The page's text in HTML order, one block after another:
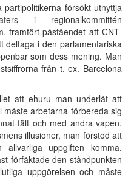
försökt utnyttja
i regionalkommittén
framfört påståendet att CNT-
deltaga i den parlamentariska
som dess mening. Man
från t. ex. Barcelona
att ehuru man underlät att
arbetarna förbereda sig
fält och med andra vapen.
illusioner, man förstod att
uppgiften komma.
förfäktade den ståndpunkten
uppgörelsen och måste